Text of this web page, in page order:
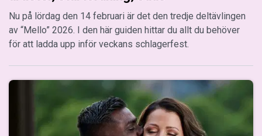
Nu på lördag den 14 februari är det den tredje deltävlingen
av “Mello” 2026. I den här guiden hittar du allt du behöver
för att ladda upp inför veckans schlagerfest.